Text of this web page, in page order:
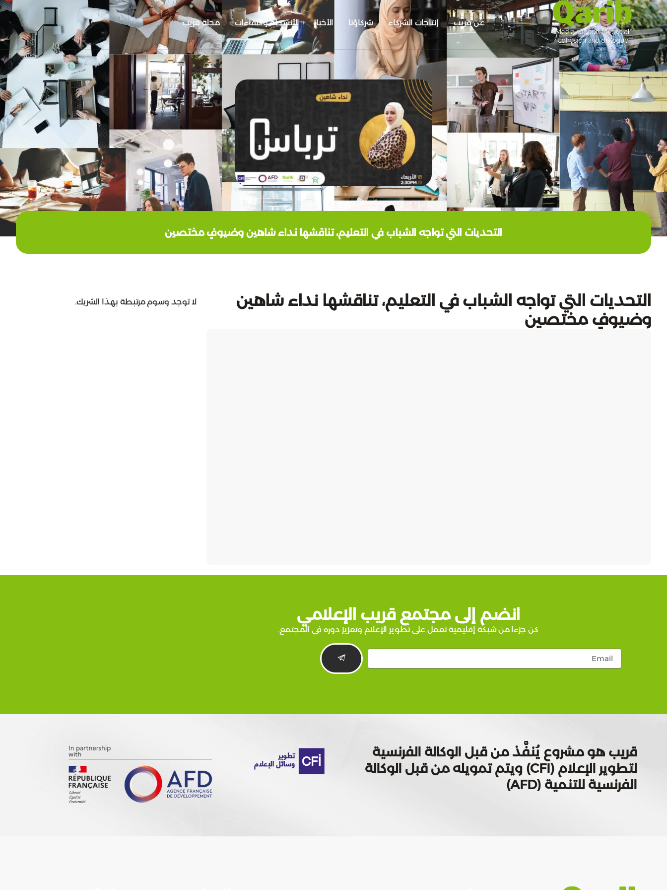
عن قريب إنتاجات الشركاء شركاؤنا الأخبار الأنشطة واللقاءات مجلة قريب
التحديات التي تواجه الشباب في التعليم، تناقشها نداء شاهين وضيوفٍ مختصين
التحديات التي تواجه الشباب في التعليم، تناقشها نداء شاهين
وضيوفٍ مختصين
لا توجد وسوم مرتبطة بهذا الشريك.
انضم إلى مجتمع قريب الإعلامي
كن جزءًا من شبكة إقليمية تعمل على تطوير الإعلام وتعزيز دوره في المجتمع.
قريب هو مشروع يُنفَّذ من قبل الوكالة الفرنسية
لتطوير الإعلام (CFI) ويتم تمويله من قبل الوكالة
الفرنسية للتنمية (AFD)